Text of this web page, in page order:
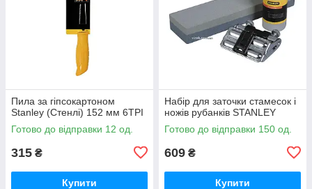
Пила за гіпсокартоном
Stanley (Стенлі) 152 мм 6TPI
Готово до відправки 12 од.
315 ₴
Купити
Набір для заточки стамесок і
ножів рубанків STANLEY
Готово до відправки 150 од.
609 ₴
Купити